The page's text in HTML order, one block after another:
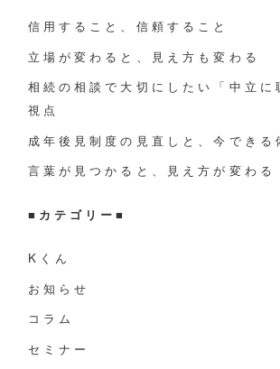
ペ
ー
ジ
送
り
信用すること、信頼すること
立場が変わると、見え方も変わる
相続の相談で大切にしたい「中立に
視点
成年後見制度の見直しと、今できる
言葉が見つかると、見え方が変わる
■ カテゴリー■
Kくん
お知らせ
コラム
セミナー